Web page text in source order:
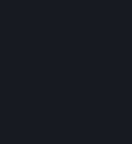
Valve schopna vrátit peníze za
(například pokud obsah nenávratně
Na tyto výjimky budou uživatelé
Vrácení peněz za jakýkoli nákup ve
poskytnuto, pokud byla žádost
od provedení nákupu a položky
změněny či převedeny na jiný účet.
společností než od Valve se tato
není vysloveně uvedeno při nákupu